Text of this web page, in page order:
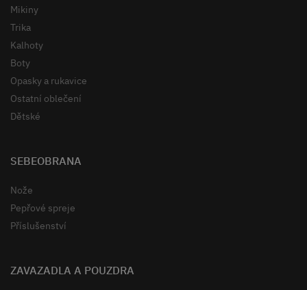
Mikiny
Trika
Kalhoty
Boty
Opasky a rukavice
Ostatní oblečení
Dětské
SEBEOBRANA
Nože
Pepřové spreje
Příslušenství
ZAVAZADLA A POUZDRA